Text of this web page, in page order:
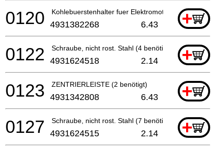
Kohlebuerstenhalter fuer Elektromotor (2 benötigt)
+
0120 4931382268 6.43
Schraube, nicht rost. Stahl (4 benötigt) +
0122 4931624518 2.14
ZENTRIERLEISTE (2 benötigt) +
0123 4931342808 6.43
Schraube, nicht rost. Stahl (7 benötigt) +
0127 4931624515 2.14